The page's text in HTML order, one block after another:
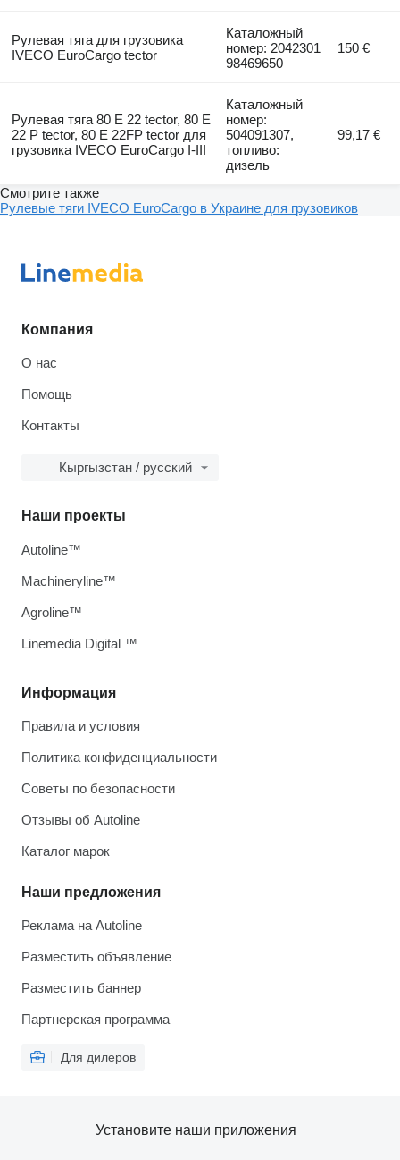
Рулевая тяга для грузовика
IVECO EuroCargo tector
Каталожный
номер: 2042301
98469650
150 €
Рулевая тяга 80 E 22 tector, 80 E
22 P tector, 80 E 22FP tector для
грузовика IVECO EuroCargo I-III
Каталожный
номер:
504091307,
топливо:
дизель
99,17 €
Смотрите также
Рулевые тяги IVECO EuroCargo в Украине для грузовиков
Компания
О нас
Помощь
Контакты
Кыргызстан / русский
Информация
Правила и условия
Политика конфиденциальности
Советы по безопасности
Отзывы об Autoline
Каталог марок
Наши предложения
Реклама на Autoline
Разместить объявление
Разместить баннер
Партнерская программа
Для дилеров
Наши проекты
Autoline™
Machineryline™
Agroline™
Linemedia Digital ™
Установите наши приложения